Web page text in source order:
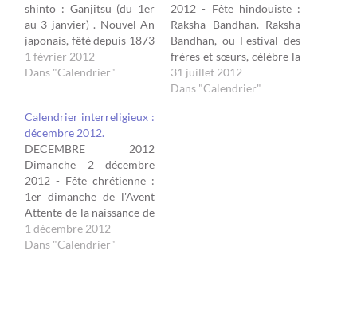
shinto : Ganjitsu (du 1er
au 3 janvier) . Nouvel An
japonais, fêté depuis 1873
selon le calendrier
grégorien. Les Japonais
de prospérité. Ils
fréquentent les temples,
portent leurs plus beaux
vêtements…
1 février 2012
Dans "Calendrier"
2012 - Fête hindouiste :
Raksha Bandhan. Raksha
Bandhan, ou Festival des
frères et sœurs, célèbre la
fraternité entre frères et
sœurs, ou entre amis
31 juillet 2012
Dans "Calendrier"
Calendrier interreligieux :
décembre 2012.
DECEMBRE 2012
Dimanche 2 décembre
2012 - Fête chrétienne :
1er dimanche de l'Avent
Attente de la naissance de
Jésus à Noël et
préparation de son retour.
1 décembre 2012
Dans "Calendrier"